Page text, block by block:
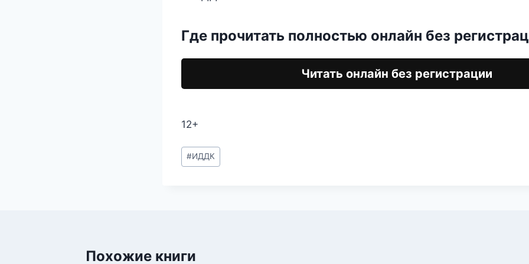
Где прочитать полностью онлайн без
Читать онлайн без регистрации
12+
Метки
записи:
#ИДДК
Похожие книги